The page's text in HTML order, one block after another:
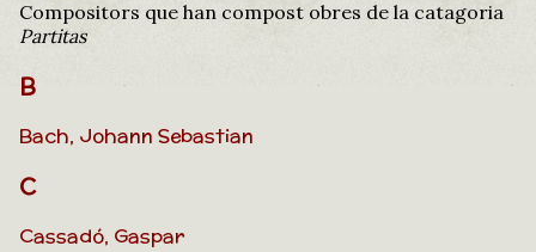
Compositors que han compost obres de la catagoria
Partitas
B
Bach, Johann Sebastian
C
Cassadó, Gaspar